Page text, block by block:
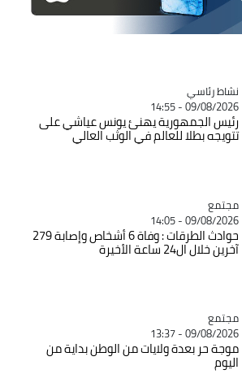
Catégorie
نشاط رئاسي
09/08/2026 - 14:55
رئيس الجمهورية يهنئ يونس عياشي على
تتويجه بطلا للعالم في الوثب العالي
Catégorie
مجتمع
09/08/2026 - 14:05
حوادث الطرقات : وفاة 6 أشخاص وإصابة 279
آخرين خلال ال24 ساعة الأخيرة
Catégorie
مجتمع
09/08/2026 - 13:37
موجة حر بعدة ولايات من الوطن بداية من
اليوم